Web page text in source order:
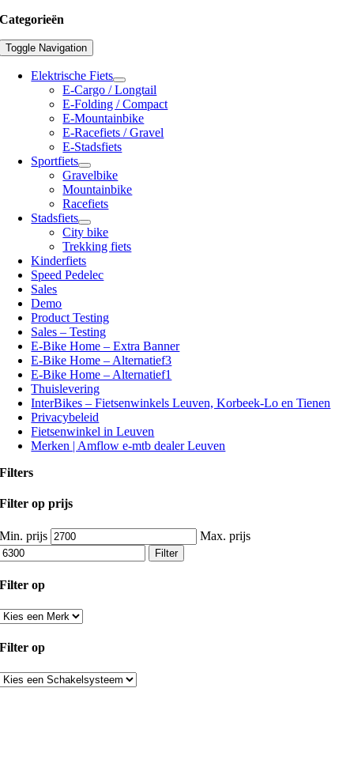
Categorieën
Toggle Navigation
Elektrische Fiets
E-Cargo / Longtail
E-Folding / Compact
E-Mountainbike
E-Racefiets / Gravel
E-Stadsfiets
Sportfiets
Gravelbike
Mountainbike
Racefiets
Stadsfiets
City bike
Trekking fiets
Kinderfiets
Speed Pedelec
Sales
Demo
Product Testing
Sales – Testing
E-Bike Home – Extra Banner
E-Bike Home – Alternatief3
E-Bike Home – Alternatief1
Thuislevering
InterBikes – Fietsenwinkels Leuven, Korbeek-Lo en Tienen
Privacybeleid
Fietsenwinkel in Leuven
Merken | Amflow e-mtb dealer Leuven
Filters
Filter op prijs
Min. prijs Max. prijs
Filter
Filter op
Filter op